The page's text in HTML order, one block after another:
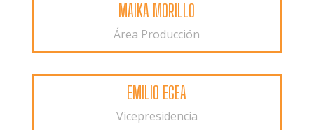
MAIKA MORILLO
Área Producción
EMILIO EGEA
Vicepresidencia